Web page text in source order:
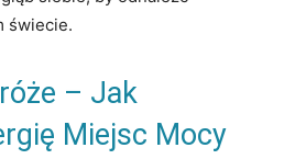
świecie.
‍– Jak
⁣Miejsc Mocy